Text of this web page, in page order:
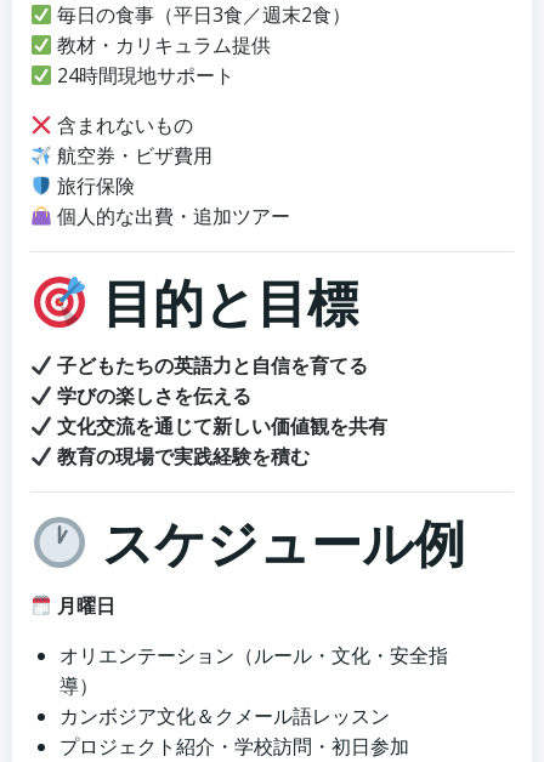
毎日の食事（平日3食／週末2食）
教材・カリキュラム提供
24時間現地サポート
含まれないもの
航空券・ビザ費用
旅行保険
個人的な出費・追加ツアー
目的と目標
子どもたちの英語力と自信を育てる
学びの楽しさを伝える
文化交流を通じて新しい価値観を共有
教育の現場で実践経験を積む
スケジュール例
月曜日
オリエンテーション（ルール・文化・安全指
導）
カンボジア文化＆クメール語レッスン
プロジェクト紹介・学校訪問・初日参加